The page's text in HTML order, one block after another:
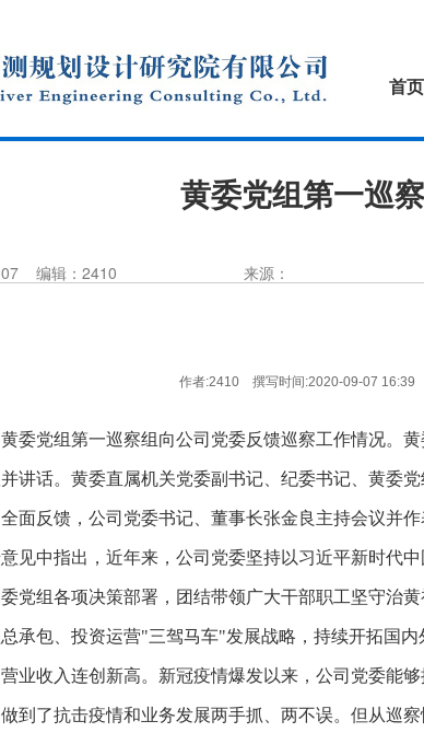
首页
黄委党组第一巡
编辑：2410 来源：
作者:2410 撰写时间:2020-09-07 16:39
委党组第一巡察组向公司党委反馈巡察工作情况。
讲话。黄委直属机关党委副书记、纪委书记、黄委
面反馈，公司党委书记、董事长张金良主持会议并作
见中指出，近年来，公司党委坚持以习近平新时代
党组各项决策部署，团结带领广大干部职工坚守治
承包、投资运营"三驾马车"发展战略，持续开拓国
业收入连创新高。新冠疫情爆发以来，公司党委能
到了抗击疫情和业务发展两手抓、两不误。但从巡